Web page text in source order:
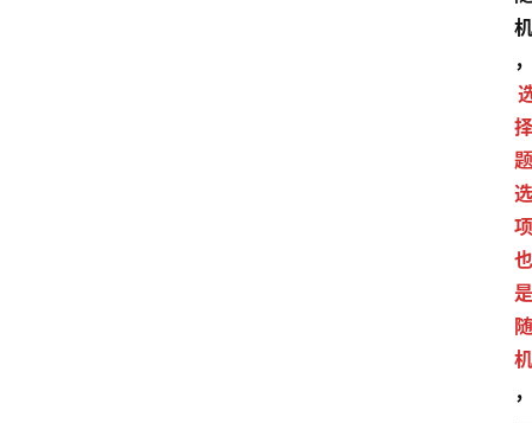
机
，
择
题
选
项
也
是
随
机
，